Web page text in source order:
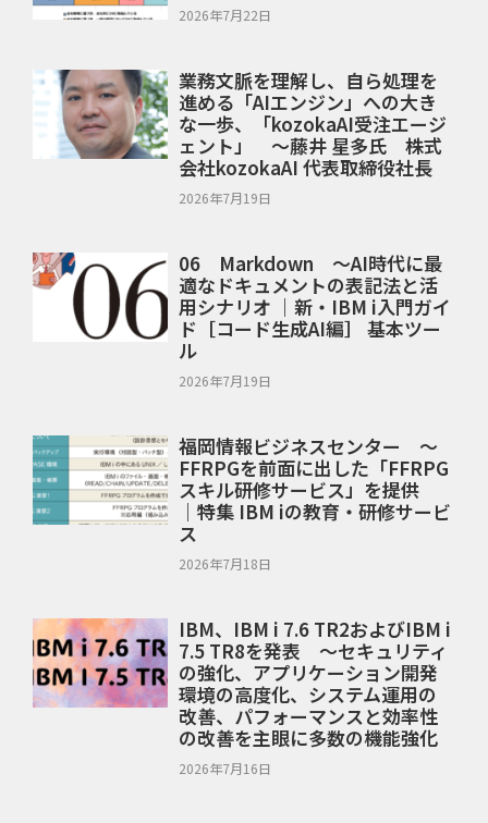
2026年7月22日
業務文脈を理解し、自ら処理を
進める「AIエンジン」への大き
な一歩、「kozokaAI受注エージ
ェント」 ～藤井 星多氏 株式
会社kozokaAI 代表取締役社長
2026年7月19日
06 Markdown ～AI時代に最
適なドキュメントの表記法と活
用シナリオ ｜新・IBM i入門ガイ
ド［コード生成AI編］ 基本ツー
ル
2026年7月19日
福岡情報ビジネスセンター ～
FFRPGを前面に出した「FFRPG
スキル研修サービス」を提供
｜特集 IBM iの教育・研修サービ
ス
2026年7月18日
IBM、IBM i 7.6 TR2およびIBM i
7.5 TR8を発表 ～セキュリティ
の強化、アプリケーション開発
環境の高度化、システム運用の
改善、パフォーマンスと効率性
の改善を主眼に多数の機能強化
2026年7月16日